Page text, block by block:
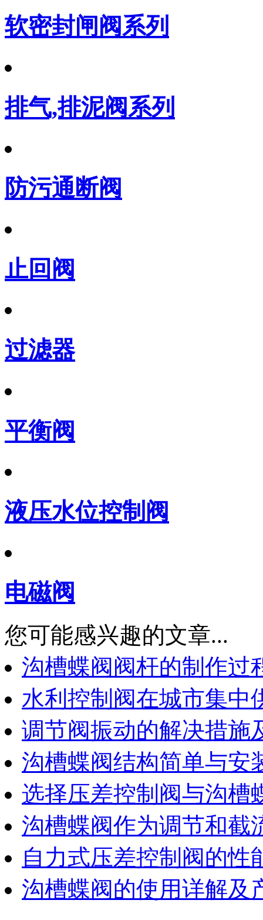
软密封闸阀系列
排气,排泥阀系列
防污通断阀
止回阀
过滤器
平衡阀
液压水位控制阀
电磁阀
您可能感兴趣的文章...
沟槽蝶阀阀杆的制作过
水利控制阀在城市集中
调节阀振动的解决措施
沟槽蝶阀结构简单与安
选择压差控制阀与沟槽
沟槽蝶阀作为调节和截
自力式压差控制阀的性
沟槽蝶阀的使用详解及